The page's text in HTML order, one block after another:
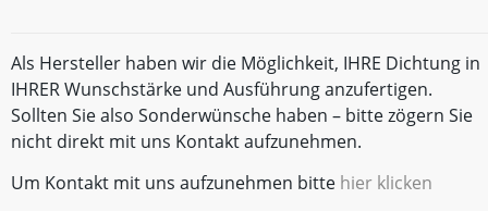
Als Hersteller haben wir die Möglichkeit, IHRE Dichtung in
IHRER Wunschstärke und Ausführung anzufertigen.
Sollten Sie also Sonderwünsche haben – bitte zögern Sie
nicht direkt mit uns Kontakt aufzunehmen.
Um Kontakt mit uns aufzunehmen bitte hier klicken